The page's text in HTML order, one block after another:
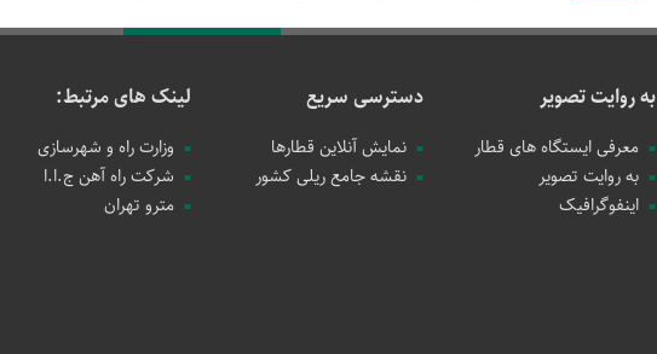
به روایت تصویر
معرفی ایستگاه های قطار
به روایت تصویر
اینفوگرافیک
دسترسی سریع
نمایش آنلاین قطارها
نقشه جامع ریلی کشور
لینک های مرتبط:
وزارت راه و شهرسازی
شرکت راه آهن ج.ا.ا
مترو تهران